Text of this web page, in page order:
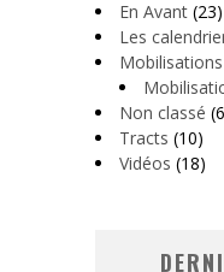
En Avant (23)
Les
Mobilisations
Non classé
Tracts (10)
Vidéos (18)